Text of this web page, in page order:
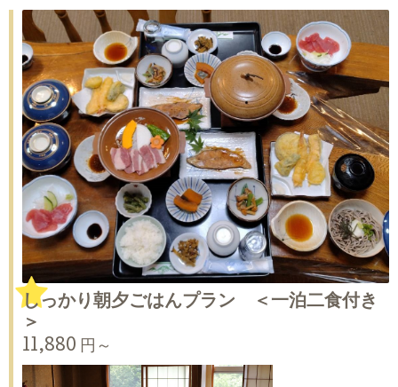
しっかり朝夕ごはんプラン ＜一泊二食付き
＞
11,880 円～